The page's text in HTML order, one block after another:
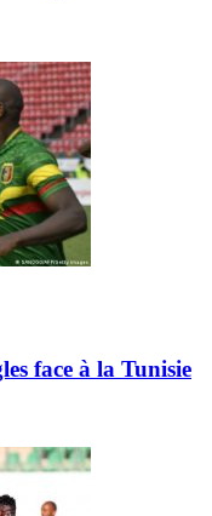
face à la Tunisie